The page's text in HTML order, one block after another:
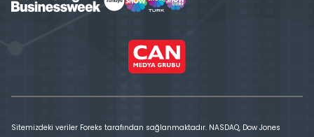
Sitemizdeki veriler Foreks tarafından sağlanmaktadır. NASDAQ, Dow Jones